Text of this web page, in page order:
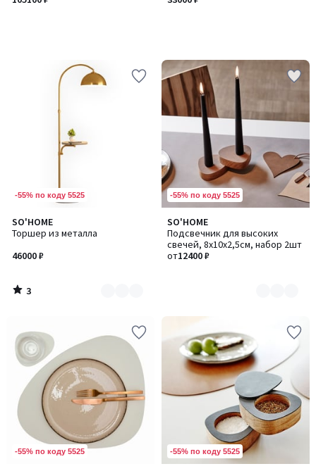
-55% по коду 5525
SO'HOME
Торшер из металла
46000 ₽
3
/
Количество
цветов:
2
3
/
-55% по коду 5525
SO'HOME
Подсвечник для высоких
свечей, 8х10х2,5см, набор 2шт
от12400 ₽
Количество
цветов:
5
-55% по коду 5525 -55% по коду 5525